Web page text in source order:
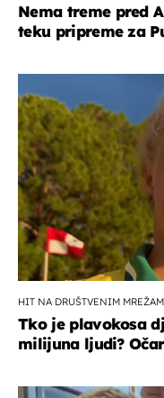
Nema treme pred
teku pripreme za
HIT NA DRUŠTVENIM
Tko je plavokosa
milijuna ljudi?